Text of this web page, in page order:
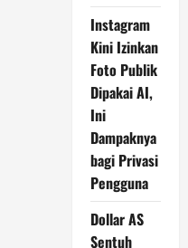
Instagram
Kini Izinkan
Foto Publik
Dipakai AI,
Ini
Dampaknya
bagi Privasi
Pengguna
Dollar AS
Sentuh